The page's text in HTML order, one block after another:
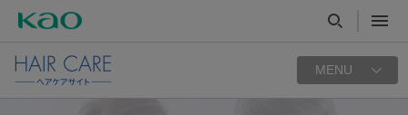
MENU